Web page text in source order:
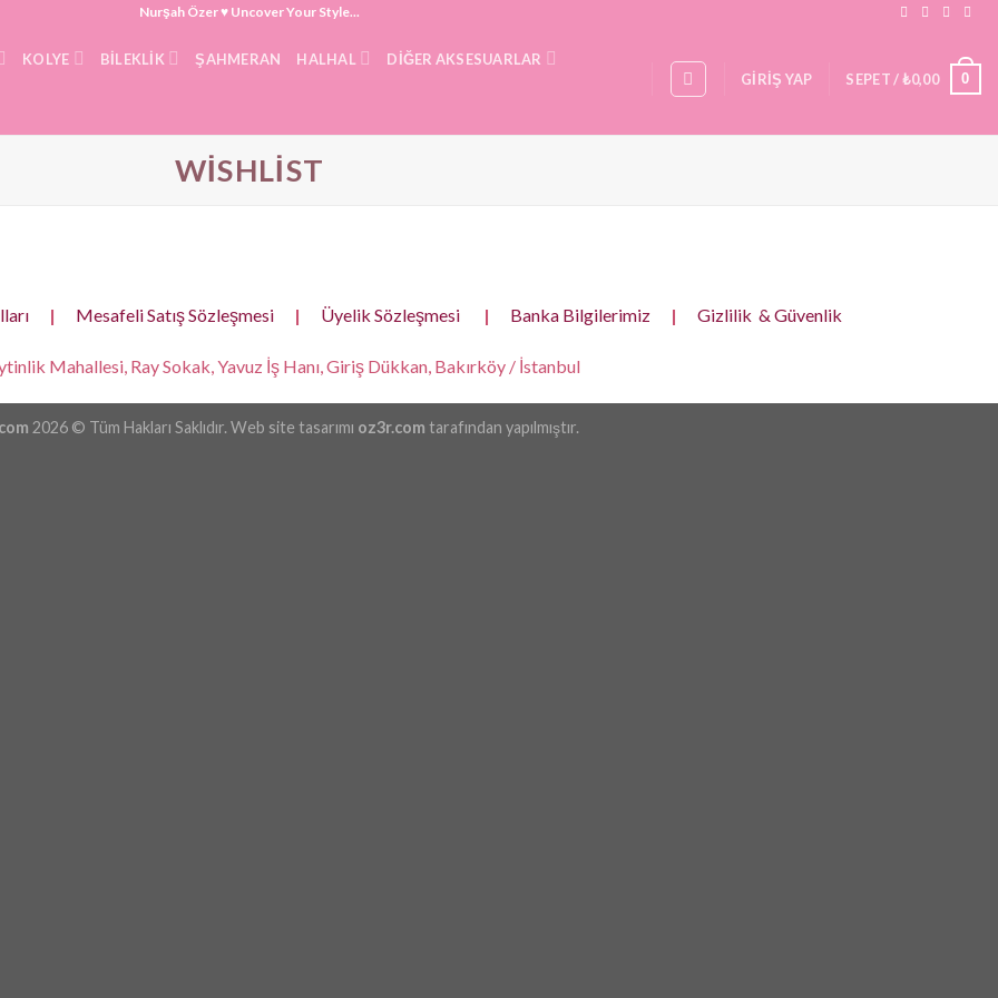
Nurşah Özer ♥ Uncover Your Style...
KOLYE BILEKLIK ŞAHMERAN HALHAL DIĞER AKSESUARLAR
GIRIŞ YAP SEPET /₺0,00 0
WISHLIST
| Mesafeli Satış Sözleşmesi | Üyelik Sözleşmesi | Banka Bilgilerimiz | Gizlilik & Güvenlik
Mahallesi, Ray Sokak, Yavuz İş Hanı, Giriş Dükkan, Bakırköy / İstanbul
2026 © Tüm Hakları Saklıdır. Web site tasarımı oz3r.com tarafından yapılmıştır.